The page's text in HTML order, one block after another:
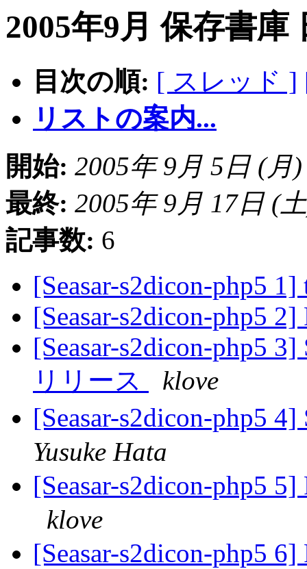
2005年9月 保存書庫
目次の順: [ スレッド ]
リストの案内...
開始: 2005年 9月 5日 (月
最終: 2005年 9月 17日 (
記事数: 6
[Seasar-s2dicon-php5
[Seasar-s2dicon-php5
[Seasar-s2dicon-php5
リリース
klove
[Seasar-s2dicon-php5
Yusuke Hata
[Seasar-s2dicon-php5
klove
[Seasar-s2dicon-php5